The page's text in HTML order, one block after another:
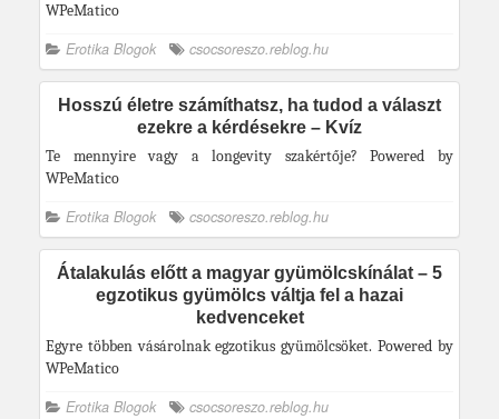
WPeMatico
Erotika Blogok csocsoreszo.reblog.hu
Hosszú életre számíthatsz, ha tudod a választ
ezekre a kérdésekre – Kvíz
Te mennyire vagy a longevity szakértője? Powered by
WPeMatico
Erotika Blogok csocsoreszo.reblog.hu
Átalakulás előtt a magyar gyümölcskínálat – 5
egzotikus gyümölcs váltja fel a hazai
kedvenceket
Egyre többen vásárolnak egzotikus gyümölcsöket. Powered by
WPeMatico
Erotika Blogok csocsoreszo.reblog.hu